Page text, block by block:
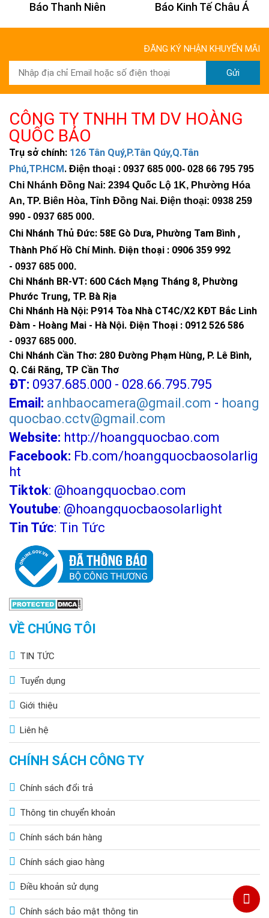
Báo Thanh Niên Báo Kinh Tế Châu Á
ĐĂNG KÝ NHẬN KHUYẾN MÃI
Gửi
CÔNG TY TNHH TM DV HOÀNG
QUỐC BẢO
Trụ sở chính: 126 Tân Quý,P.Tân Qúy,Q.Tân
Phú,TP.HCM. Điện thoại : 0937 685 000- 028 66 795 795
Chi Nhánh Đồng Nai: 2394 Quốc Lộ 1K, Phường Hóa
An, TP. Biên Hòa, Tỉnh Đồng Nai. Điện thoại: 0938 259
990 - 0937 685 000.
Chi Nhánh Thủ Đức: 58E Gò Dưa, Phường Tam Bình ,
Thành Phố Hồ Chí Minh. Điện thoại : 0906 359 992
- 0937 685 000.
Chi Nhánh BR-VT: 600 Cách Mạng Tháng 8, Phường
Phước Trung, TP. Bà Rịa
Chi Nhánh Hà Nội: P914 Tòa Nhà CT4C/X2 KĐT Bắc Linh
Đàm - Hoàng Mai - Hà Nội. Điện Thoại : 0912 526 586
- 0937 685 000.
Chi Nhánh Cần Thơ: 280 Đường Phạm Hùng, P. Lê Bình,
Q. Cái Răng, TP Cần Thơ
ĐT: 0937.685.000 - 028.66.795.795
Email: anhbaocamera@gmail.com - hoang
quocbao.cctv@gmail.com
Website: http://hoangquocbao.com
Facebook: Fb.com/hoangquocbaosolarlig
ht
Tiktok: @hoangquocbao.com
Youtube: @hoangquocbaosolarlight
Tin Tức: Tin Tức
VỀ CHÚNG TÔI
TIN TỨC
Tuyển dụng
Giới thiệu
Liên hệ
CHÍNH SÁCH CÔNG TY
Chính sách đổi trả
Thông tin chuyển khoản
Chính sách bán hàng
Chính sách giao hàng
Điều khoản sử dụng
Chính sách bảo mật thông tin